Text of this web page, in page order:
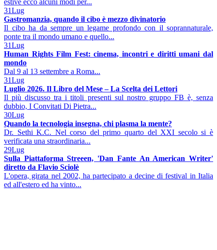
estive ecco alcuni modi per...
31Lug
Gastromanzia, quando il cibo è mezzo divinatorio
Il cibo ha da sempre un legame profondo con il soprannaturale,
ponte tra il mondo umano e quello...
31Lug
Human Rights Film Fest: cinema, incontri e diritti umani dal
mondo
Dal 9 al 13 settembre a Roma...
31Lug
Luglio 2026. Il Libro del Mese – La Scelta dei Lettori
Il più discusso tra i titoli presenti sul nostro gruppo FB è, senza
dubbio, I Convitati Di Pietra...
30Lug
Quando la tecnologia insegna, chi plasma la mente?
Dr. Sethi K.C. Nel corso del primo quarto del XXI secolo si è
verificata una straordinaria...
29Lug
Sulla Piattaforma Streeen, 'Dan Fante An American Writer'
diretto da Flavio Sciolè
L'opera, girata nel 2002, ha partecipato a decine di festival in Italia
ed all'estero ed ha vinto...